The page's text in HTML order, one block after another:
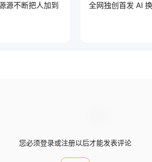
源不断把人加到
全网独创首发 AI
您必须登录或注册以后才能发表评论